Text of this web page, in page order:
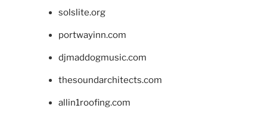
solslite.org
portwayinn.com
djmaddogmusic.com
thesoundarchitects.com
allin1roofing.com